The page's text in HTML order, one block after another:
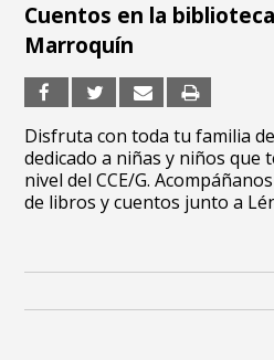
Cuentos en la
Marroquín
Disfruta con toda tu familia
dedicado a niñas y niños que
nivel del CCE/G.
de libros y cuentos junto a